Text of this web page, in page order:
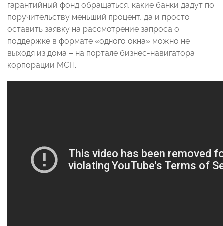
гарантийный фонд обращаться, какие банки дадут по
поручительству меньший процент, да и просто
оставить заявку на рассмотрение запроса о
поддержке в формате «одного окна» можно не
выходя из дома – на портале бизнес-навигатора
корпорации МСП.